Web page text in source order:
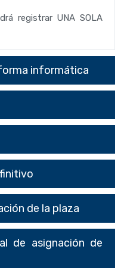
registrar UNA SOLA
informática
de la plaza
de asignación de